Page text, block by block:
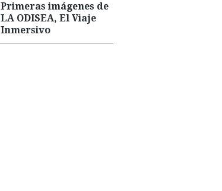
Primeras imágenes de
LA ODISEA, El Viaje
Inmersivo